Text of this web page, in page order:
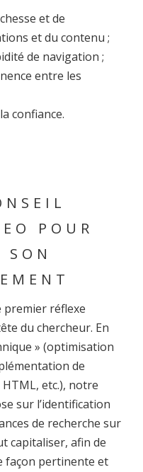
et de
et du contenu ;
de navigation ;
entre les
confiance.
POUR
SON
premier réflexe
du chercheur. En
» (optimisation
de
etc.), notre
sur l’identification
de recherche sur
capitaliser, afin de
façon pertinente et